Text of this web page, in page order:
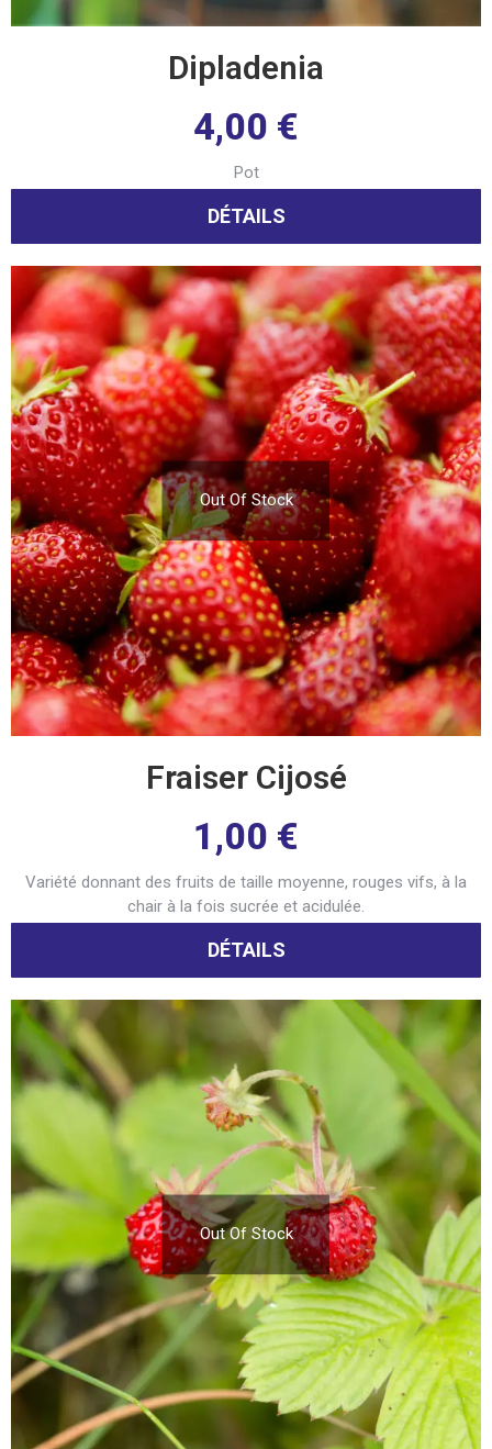
Dipladenia
4,00 €
Pot
DÉTAILS
Out Of Stock
Fraiser Cijosé
1,00 €
Variété donnant des fruits de taille moyenne, rouges vifs, à la
chair à la fois sucrée et acidulée.
DÉTAILS
Out Of Stock